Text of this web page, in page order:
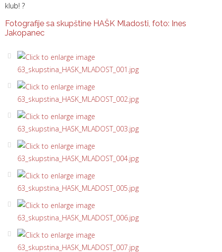
klub! ?
Fotografije sa skupštine HAŠK Mladosti, foto: Ines
Jakopanec